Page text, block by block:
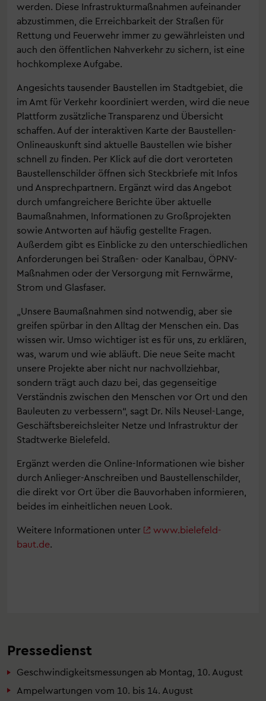
werden. Diese Infrastrukturmaßnahmen aufeinander
abzustimmen, die Erreichbarkeit der Straßen für
Rettung und Feuerwehr immer zu gewährleisten und
auch den öffentlichen Nahverkehr zu sichern, ist eine
hochkomplexe Aufgabe.
Angesichts tausender Baustellen im Stadtgebiet, die
im Amt für Verkehr koordiniert werden, wird die neue
Plattform zusätzliche Transparenz und Übersicht
schaffen. Auf der interaktiven Karte der Baustellen-
Onlineauskunft sind aktuelle Baustellen wie bisher
schnell zu finden. Per Klick auf die dort verorteten
Baustellenschilder öffnen sich Steckbriefe mit Infos
und Ansprechpartnern. Ergänzt wird das Angebot
durch umfangreichere Berichte über aktuelle
Baumaßnahmen, Informationen zu Großprojekten
sowie Antworten auf häufig gestellte Fragen.
Außerdem gibt es Einblicke zu den unterschiedlichen
Anforderungen bei Straßen- oder Kanalbau, ÖPNV-
Maßnahmen oder der Versorgung mit Fernwärme,
Strom und Glasfaser.
„Unsere Baumaßnahmen sind notwendig, aber sie
greifen spürbar in den Alltag der Menschen ein. Das
wissen wir. Umso wichtiger ist es für uns, zu erklären,
was, warum und wie abläuft. Die neue Seite macht
unsere Projekte aber nicht nur nachvollziehbar,
sondern trägt auch dazu bei, das gegenseitige
Verständnis zwischen den Menschen vor Ort und den
Bauleuten zu verbessern“, sagt Dr. Nils Neusel-Lange,
Geschäftsbereichsleiter Netze und Infrastruktur der
Stadtwerke Bielefeld.
Ergänzt werden die Online-Informationen wie bisher
durch Anlieger-Anschreiben und Baustellenschilder,
die direkt vor Ort über die Bauvorhaben informieren,
beides im einheitlichen neuen Look.
Weitere Informationen unter
www.bielefeld-
baut.de.
Pressedienst
Geschwindigkeitsmessungen ab Montag, 10. August
Ampelwartungen vom 10. bis 14. August